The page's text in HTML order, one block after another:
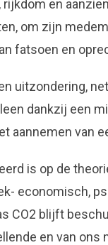
rijkdom en
om zijn
fatsoen en
uitzondering,
dankzij een
aannemen van
is op de
economisch,
CO2 blijft
en van ons